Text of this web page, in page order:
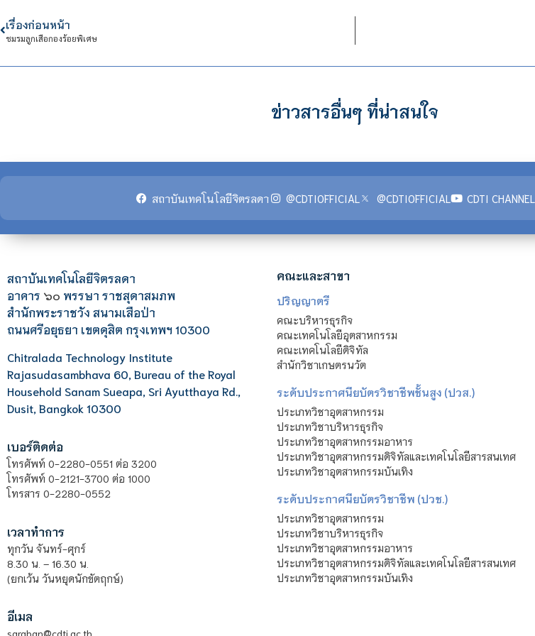
เรื่องก่อนหน้า
ชมรมลูกเสือกองร้อยพิเศษ
ข่าวสารอื่นๆ ที่น่าสนใจ
สถาบันเทคโนโลยีจิตรลดา @CDTIOFFICIAL @CDTIOFFICIAL CDTI CHANNEL
สถาบันเทคโนโลยีจิตรลดา
อาคาร ๖๐ พรรษา ราชสุดาสมภพ
สำนักพระราชวัง สนามเสือป่า
ถนนศรีอยุธยา เขตดุสิต กรุงเทพฯ 10300
Chitralada Technology Institute
Rajasudasambhava 60, Bureau of the Royal
Household Sanam Sueapa, Sri Ayutthaya Rd.,
Dusit, Bangkok 10300
เบอร์ติดต่อ
โทรศัพท์ 0-2280-0551 ต่อ 3200
โทรศัพท์ 0-2121-3700 ต่อ 1000
โทรสาร 0-2280-0552
เวลาทำการ
ทุกวัน จันทร์-ศุกร์
8.30 น. – 16.30 น.
(ยกเว้น วันหยุดนักขัตฤกษ์)
อีเมล
saraban@cdti.ac.th
คณะและสาขา
ปริญญาตรี
คณะบริหารธุรกิจ
คณะเทคโนโลยีอุตสาหกรรม
คณะเทคโนโลยีดิจิทัล
สำนักวิชาเกษตรนวัต
ระดับประกาศนียบัตรวิชาชีพชั้นสูง (ปวส.)
ประเภทวิชาอุตสาหกรรม
ประเภทวิชาบริหารธุรกิจ
ประเภทวิชาอุตสาหกรรมอาหาร
ประเภทวิชาอุตสาหกรรมดิจิทัลและเทคโนโลยีสารสนเทศ
ประเภทวิชาอุตสาหกรรมบันเทิง
ระดับประกาศนียบัตรวิชาชีพ (ปวช.)
ประเภทวิชาอุตสาหกรรม
ประเภทวิชาบริหารธุรกิจ
ประเภทวิชาอุตสาหกรรมอาหาร
ประเภทวิชาอุตสาหกรรมดิจิทัลและเทคโนโลยีสารสนเทศ
ประเภทวิชาอุตสาหกรรมบันเทิง